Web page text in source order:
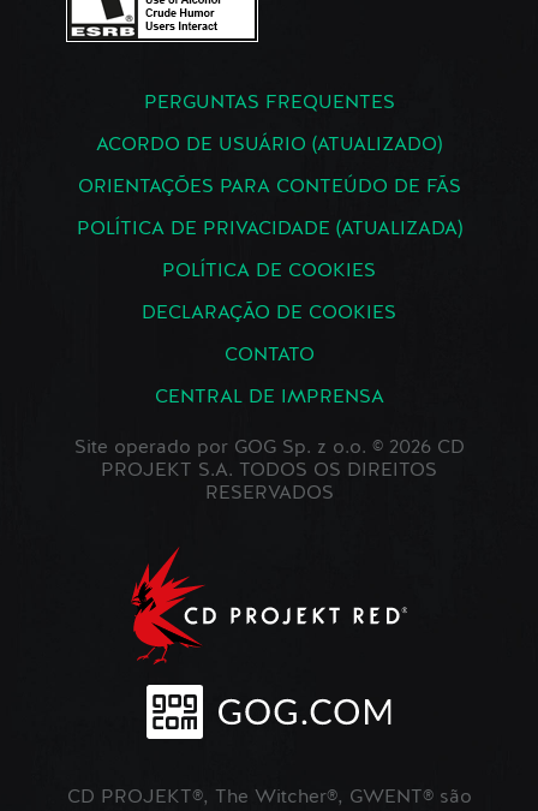
PERGUNTAS FREQUENTES
ACORDO DE USUÁRIO (ATUALIZADO)
ORIENTAÇÕES PARA CONTEÚDO DE FÃS
POLÍTICA DE PRIVACIDADE (ATUALIZADA)
POLÍTICA DE COOKIES
DECLARAÇÃO DE COOKIES
CONTATO
CENTRAL DE IMPRENSA
Site operado por GOG Sp. z o.o. © 2026 CD
PROJEKT S.A. TODOS OS DIREITOS
RESERVADOS
CD PROJEKT®, The Witcher®, GWENT® são